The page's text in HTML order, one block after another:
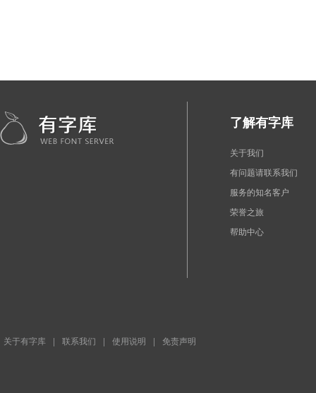
了解有字库
关于我们
有问题请联系我们
服务的知名客户
荣誉之旅
帮助中心
关于有字库 | 联系我们 | 使用说明 | 免责声明